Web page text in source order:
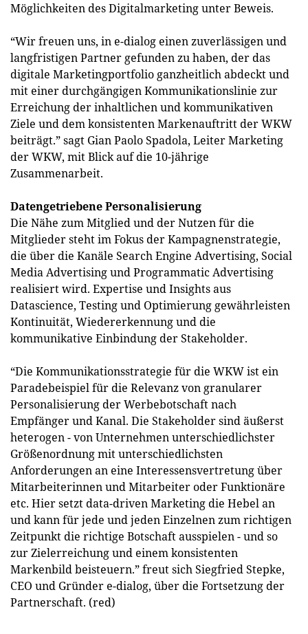
Möglichkeiten des Digitalmarketing unter Beweis.
“Wir freuen uns, in e-dialog einen zuverlässigen und
langfristigen Partner gefunden zu haben, der das
digitale Marketingportfolio ganzheitlich abdeckt und
mit einer durchgängigen Kommunikationslinie zur
Erreichung der inhaltlichen und kommunikativen
Ziele und dem konsistenten Markenauftritt der WKW
beiträgt.” sagt Gian Paolo Spadola, Leiter Marketing
der WKW, mit Blick auf die 10-jährige
Zusammenarbeit.
Datengetriebene Personalisierung
Die Nähe zum Mitglied und der Nutzen für die
Mitglieder steht im Fokus der Kampagnenstrategie,
die über die Kanäle Search Engine Advertising, Social
Media Advertising und Programmatic Advertising
realisiert wird. Expertise und Insights aus
Datascience, Testing und Optimierung gewährleisten
Kontinuität, Wiedererkennung und die
kommunikative Einbindung der Stakeholder.
“Die Kommunikationsstrategie für die WKW ist ein
Paradebeispiel für die Relevanz von granularer
Personalisierung der Werbebotschaft nach
Empfänger und Kanal. Die Stakeholder sind äußerst
heterogen - von Unternehmen unterschiedlichster
Größenordnung mit unterschiedlichsten
Anforderungen an eine Interessensvertretung über
Mitarbeiterinnen und Mitarbeiter oder Funktionäre
etc. Hier setzt data-driven Marketing die Hebel an
und kann für jede und jeden Einzelnen zum richtigen
Zeitpunkt die richtige Botschaft ausspielen - und so
zur Zielerreichung und einem konsistenten
Markenbild beisteuern.” freut sich Siegfried Stepke,
CEO und Gründer e-dialog, über die Fortsetzung der
Partnerschaft. (red)